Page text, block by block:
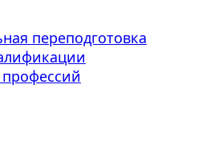
переподготовка